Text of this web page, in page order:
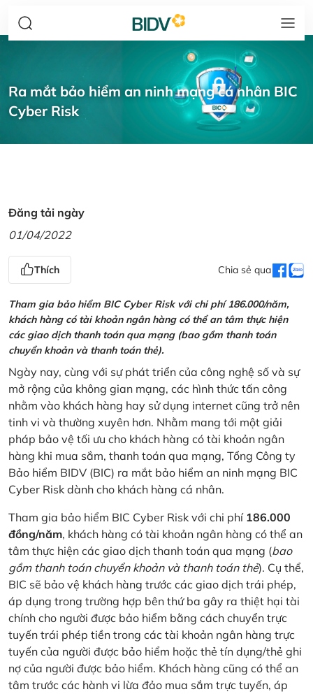
Ra mắt bảo hiểm an ninh mạng cá nhân BIC
Cyber Risk
Đăng tải ngày
01/04/2022
Thích Chia sẻ qua
Tham gia bảo hiểm BIC Cyber Risk với chi phí 186.000/năm,
khách hàng có tài khoản ngân hàng có thể an tâm thực hiện
các giao dịch thanh toán qua mạng (bao gồm thanh toán
chuyển khoản và thanh toán thẻ).
Ngày nay, cùng với sự phát triển của công nghệ số và sự
mở rộng của không gian mạng, các hình thức tấn công
nhằm vào khách hàng hay sử dụng internet cũng trở nên
tinh vi và thường xuyên hơn. Nhằm mang tới một giải
pháp bảo vệ tối ưu cho khách hàng có tài khoản ngân
hàng khi mua sắm, thanh toán qua mạng, Tổng Công ty
Bảo hiểm BIDV (BIC) ra mắt bảo hiểm an ninh mạng BIC
Cyber Risk dành cho khách hàng cá nhân.
Tham gia bảo hiểm BIC Cyber Risk với chi phí 186.000
đồng/năm, khách hàng có tài khoản ngân hàng có thể an
tâm thực hiện các giao dịch thanh toán qua mạng (bao
gồm thanh toán chuyển khoản và thanh toán thẻ). Cụ thể,
BIC sẽ bảo vệ khách hàng trước các giao dịch trái phép,
áp dụng trong trường hợp bên thứ ba gây ra thiệt hại tài
chính cho người được bảo hiểm bằng cách chuyển trực
tuyến trái phép tiền trong các tài khoản ngân hàng trực
tuyến của người được bảo hiểm hoặc thẻ tín dụng/thẻ ghi
nợ của người được bảo hiểm. Khách hàng cũng có thể an
tâm trước các hành vi lừa đảo mua sắm trực tuyến, áp